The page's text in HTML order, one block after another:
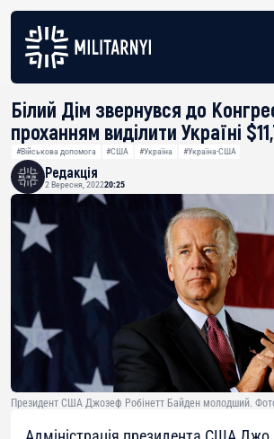
Білий Дім звернувся до
проханням виділити Україні
#Військова допомога #США #Україна #Україна-США
Редакція
2 Вересня, 202220:25
Президент США Джозеф Робінетт Байден молодший.